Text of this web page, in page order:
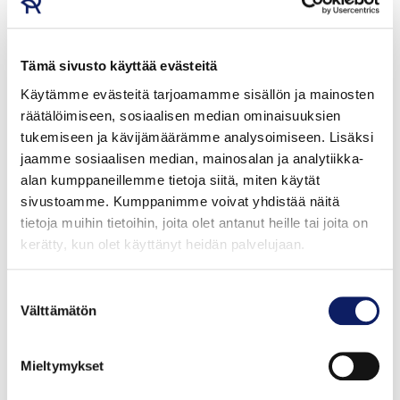
Tämä sivusto käyttää evästeitä
Käytämme evästeitä tarjoamamme sisällön ja mainosten
räätälöimiseen, sosiaalisen median ominaisuuksien
tukemiseen ja kävijämäärämme analysoimiseen. Lisäksi
jaamme sosiaalisen median, mainosalan ja analytiikka-
alan kumppaneillemme tietoja siitä, miten käytät
sivustoamme. Kumppanimme voivat yhdistää näitä
tietoja muihin tietoihin, joita olet antanut heille tai joita on
kerätty, kun olet käyttänyt heidän palvelujaan.
valinta
Välttämätön
Mieltymykset
Katja Rautanen, Christina Mettälä ja Liisa Belaid (2024)
Kunniamaininta myönnettiin Mainingin koulussa
Espoossa toimivalle palveluvastaava Marjo
Sundströmille
Sanna Talvia, Itä-Suomen yliopisto ja Juuso Joona,
Tyynelän tila, Helsingin yliopisto (2023)
Mäki-matin perhepuisto, Jyväskylä &
kotitalousnaisten Anna Kari ja Janita Kylänpää (2021)